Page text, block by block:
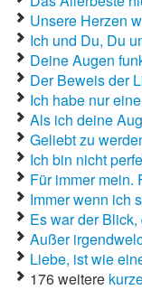
Zufallsspruch
Unsere Herzen
Ich und Du, Du
Deine Augen
Der Beweis der
Ich habe nur
Als ich deine
Geliebt zu
Ich bin nicht
Für immer
Immer wenn ich
Es war der
Außer
Liebe, ist wie
176 weitere